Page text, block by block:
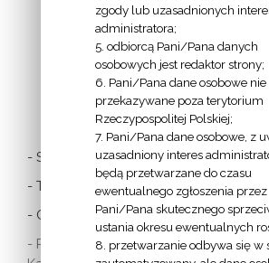
LINKI
- Stolica Apostolska
- Twitter Papieża
- Czytania z dnia
- Polska Misja
zgody lub uzasadnionych
administratora;
5. odbiorcą Pani/Pana danych
osobowych jest redaktor strony;
6. Pani/Pana dane osobowe
przekazywane poza terytorium
Rzeczypospolitej Polskiej;
7. Pani/Pana dane osobowe, z
uzasadniony interes
będą przetwarzane do czasu
ewentualnego zgłoszenia przez
Pani/Pana skutecznego
ustania okresu ewentualnych
8. przetwarzanie odbywa się w